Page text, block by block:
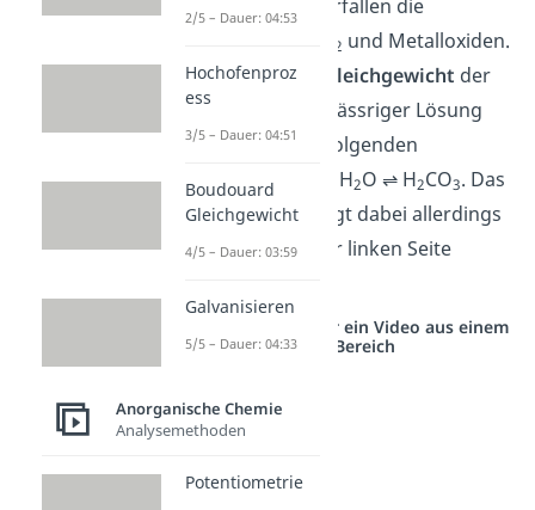
Beim
zerfallen die
2 und Metalloxiden.
Daschemische Gleichgewicht der
Kohlensäure in wässriger Lösung
siehst du in der folgenden
Gleichung: CO
+ H2O ⇌ H2CO3. Das
Gleichgewicht liegt dabei allerdings
sehr stark auf der linken Seite
Studyflix vernetzt: Hier ein Video aus einem
anderen Bereich
2/5 – Dauer: 04:53
Hochofenproz
ess
3/5 – Dauer: 04:51
Boudouard
Gleichgewicht
4/5 – Dauer: 03:59
Galvanisieren
5/5 – Dauer: 04:33
Anorganische Chemie
Analysemethoden
Potentiometrie